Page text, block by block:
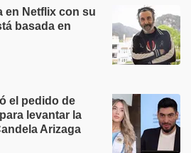
en Netflix con su
basada en
el pedido de
levantar la
Arizaga